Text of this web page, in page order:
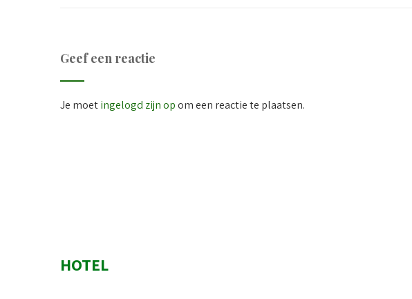
Geef een reactie
Je moetingelogd zijn opom een reactie te plaatsen.
HOTEL